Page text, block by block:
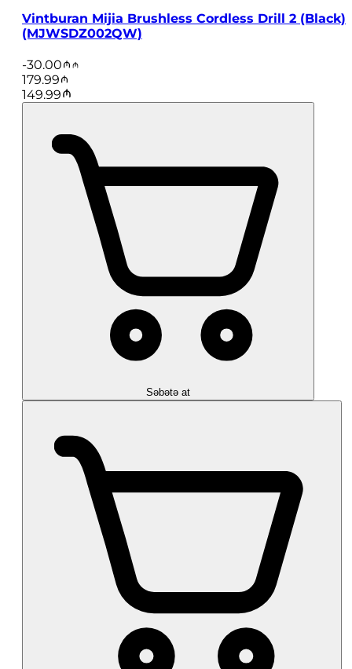
Vintburan Mijia Brushless Cordless Drill 2 (Black)
(MJWSDZ002QW)
-30.00
179.99
149.99
Səbətə at